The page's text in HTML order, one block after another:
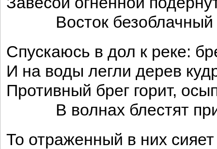
Восток безоблачный
Спускаюсь в дол к реке:
И на воды легли дерев
Противный брег горит,
В волнах блестят
То отраженный в них